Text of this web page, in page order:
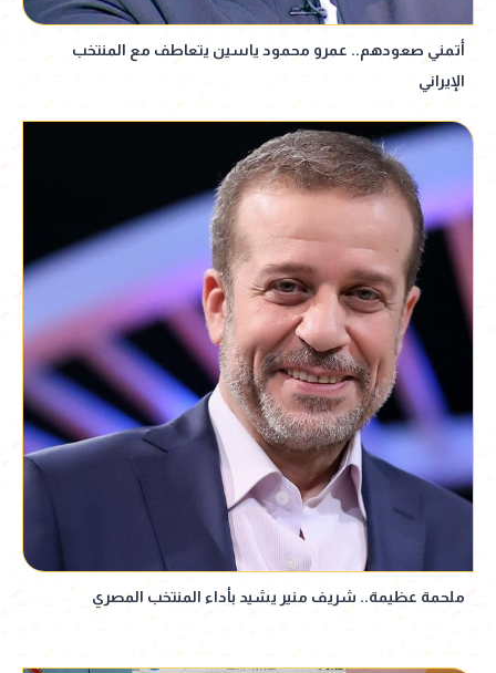
أتمني صعودهم.. عمرو محمود ياسين يتعاطف مع المنتخب
الإيراني
ملحمة عظيمة.. شريف منير يشيد بأداء المنتخب المصري